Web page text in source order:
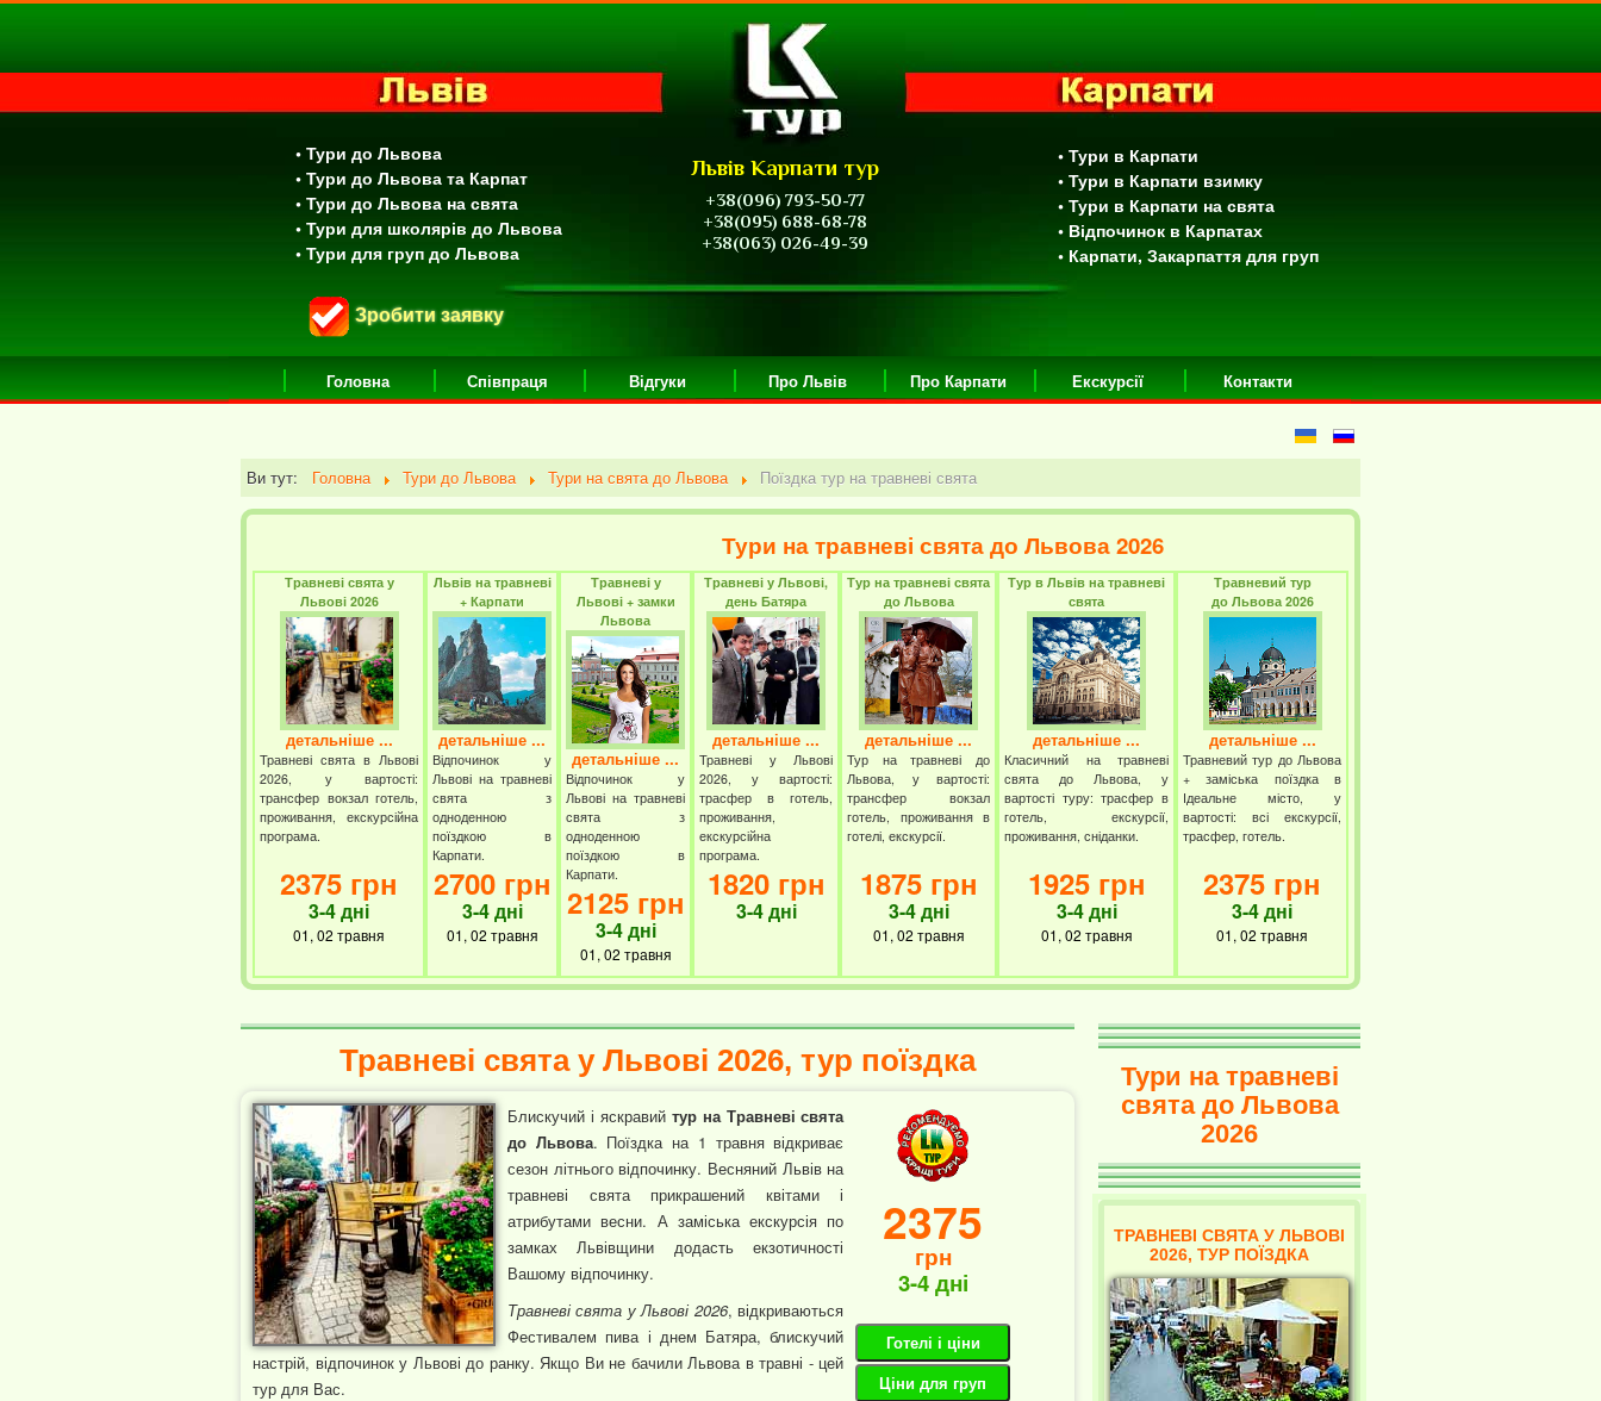
• Тури до Львова
• Тури до Львова та Карпат
• Тури до Львова на свята
• Тури для школярів до Львова
• Тури для груп до Львова
Львів Карпати тур
+38(096) 793-50-77
+38(095) 688-68-78
+38(063) 026-49-39
• Тури в Карпати
• Тури в Карпати взимку
• Тури в Карпати на свята
• Відпочинок в Карпатах
• Карпати, Закарпаття для груп
Зробити заявку
Головна Співпраця Відгуки Про Львів Про Карпати Екскурсії Контакти
Ви тут: Головна Тури до Львова Тури на свята до Львова Поїздка тур на травневі свята
Тури на травневі свята до Львова 2026
Травневі свята у
Львові 2026
детальніше ...
Травневі свята в Львові
2026, у вартості:
трансфер вокзал готель,
проживання, екскурсійна
програма.
2375 грн
3-4 дні
01, 02 травня
Львів на травневі
+ Карпати
детальніше ...
Відпочинок у
Львові на травневі
свята з
одноденною
поїздкою в
Карпати.
2700 грн
3-4 дні
01, 02 травня
Травневі у
Львові + замки
Львова
детальніше ...
Відпочинок у
Львові на травневі
свята з
одноденною
поїздкою в
Карпати.
2125 грн
3-4 дні
01, 02 травня
Травневі у Львові,
день Батяра
детальніше ...
Травневі у Львові
2026, у вартості:
трасфер в готель,
проживання,
екскурсійна
програма.
1820 грн
3-4 дні
Тур на травневі свята
до Львова
детальніше ...
Тур на травневі до
Львова, у вартості:
трансфер вокзал
готель, проживання в
готелі, екскурсії.
1875 грн
3-4 дні
01, 02 травня
Тур в Львів на травневі
свята
детальніше ...
Класичний на травневі
свята до Львова, у
вартості туру: трасфер в
готель, екскурсії,
проживання, сніданки.
1925 грн
3-4 дні
01, 02 травня
Травневий тур
до Львова 2026
детальніше ...
Травневий тур до Львова
+ заміська поїздка в
Ідеальне місто, у
вартості: всі екскурсії,
трасфер, готель.
2375 грн
3-4 дні
01, 02 травня
Травневі свята у Львові 2026, тур поїздка
Блискучий і яскравий тур на Травневі свята
до Львова. Поїздка на 1 травня відкриває
сезон літнього відпочинку. Весняний Львів на
травневі свята прикрашений квітами і
атрибутами весни. А заміська екскурсія по
замках Львівщини додасть екзотичності
Вашому відпочинку.
Травневі свята у Львові 2026, відкриваються
Фестивалем пива і днем Батяра, блискучий
настрій, відпочинок у Львові до ранку. Якщо Ви не бачили Львова в травні - цей
тур для Вас.
2375
грн
3-4 дні
Готелі і ціни
Ціни для груп
Тури на травневі
свята до Львова
2026
ТРАВНЕВІ СВЯТА У ЛЬВОВІ
2026, ТУР ПОЇЗДКА